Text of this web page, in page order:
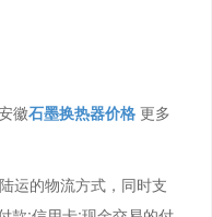
徽石墨换热器价格 更多
运的物流方式，同时支